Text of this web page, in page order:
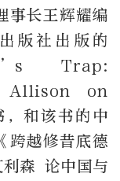
事长王辉耀编
版社出版的
Trap:
Allison on
和该书的中
跨越修昔底德
森 论中国与